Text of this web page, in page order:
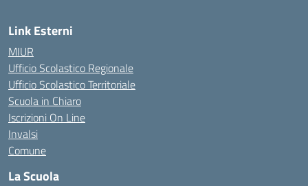
Link Esterni
MIUR
Ufficio Scolastico Regionale
Ufficio Scolastico Territoriale
Scuola in Chiaro
Iscrizioni On Line
Invalsi
Comune
La Scuola